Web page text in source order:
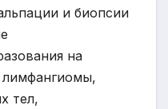
и биопсии
на
тел,